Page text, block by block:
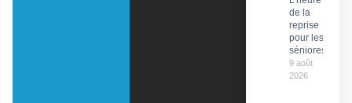
de la
reprise
pour les
séniores
9 août
2026